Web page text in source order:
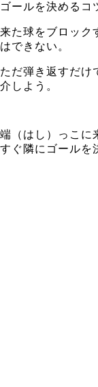
ゴールを決めるコ
来た球をブロック
はできない。
ただ弾き返すだけ
介しよう。
端（はし）っこに
すぐ隣にゴールを